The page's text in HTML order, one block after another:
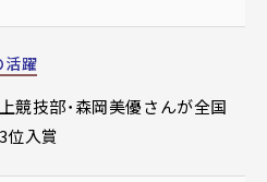
活躍
競技部・森岡美優さんが全国
位入賞